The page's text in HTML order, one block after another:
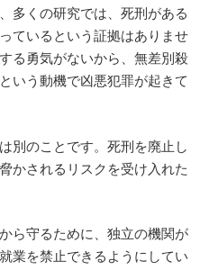
多くの研究では、死刑がある
ているという証拠はありませ
る勇気がないから、無差別殺
いう動機で凶悪犯罪が起きて
別のことです。死刑を廃止し
かされるリスクを受け入れた
ら守るために、独立の機関が
業を禁止できるようにしてい